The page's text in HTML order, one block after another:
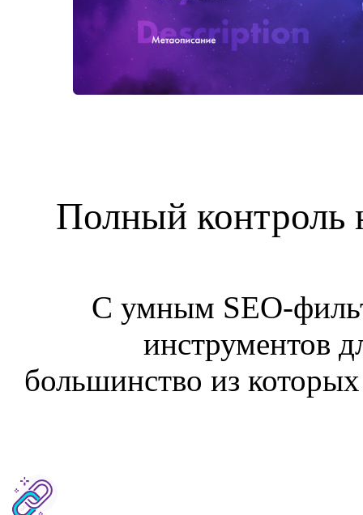
Полный контроль
С умным SEO-
инструментов
большинство из